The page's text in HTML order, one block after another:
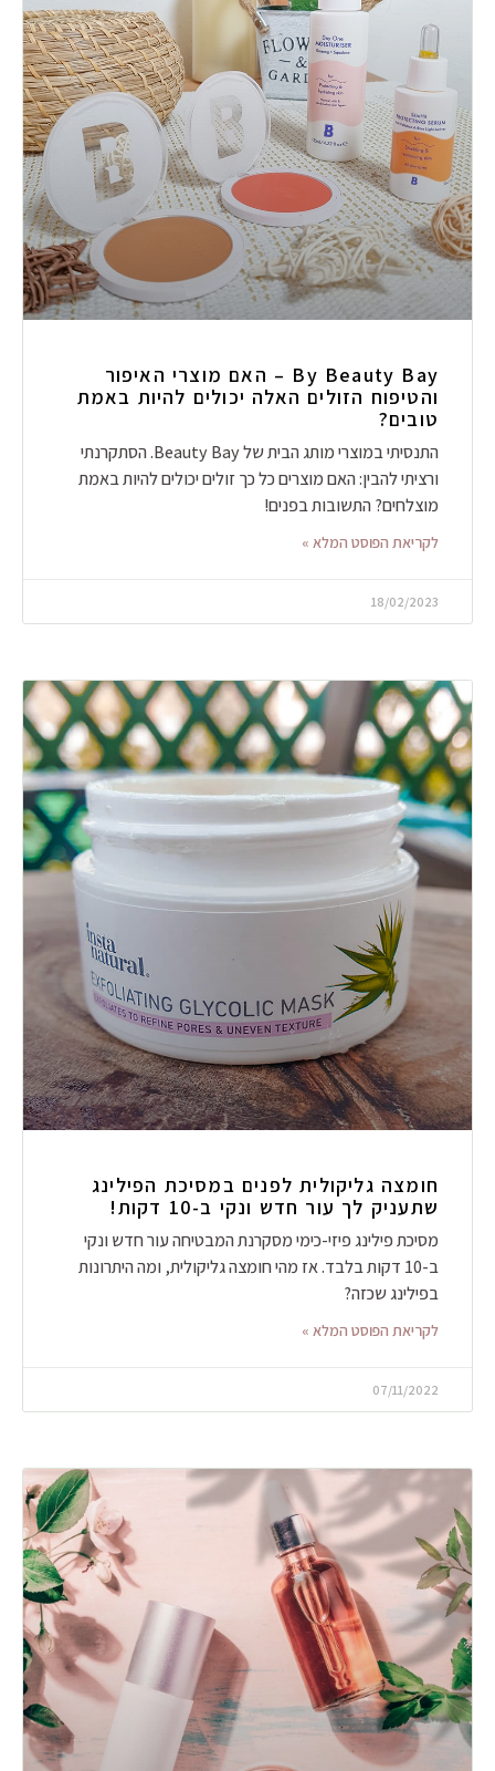
By Beauty Bay – האם מוצרי האיפור
והטיפוח הזולים האלה יכולים להיות באמת
טובים?
התנסיתי במוצרי מותג הבית של Beauty Bay. הסתקרנתי
ורציתי להבין: האם מוצרים כל כך זולים יכולים להיות באמת
מוצלחים? התשובות בפנים!
לקריאת הפוסט המלא »
18/02/2023
חומצה גליקולית לפנים במסיכת הפילינג
שתעניק לך עור חדש ונקי ב-10 דקות!
מסיכת פילינג פיזי-כימי מסקרנת המבטיחה עור חדש ונקי
ב-10 דקות בלבד. אז מהי חומצה גליקולית, ומה היתרונות
בפילינג שכזה?
לקריאת הפוסט המלא »
07/11/2022